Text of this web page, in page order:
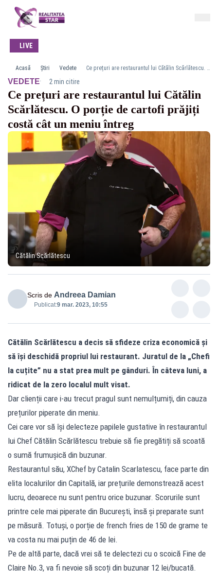
LIVE
Acasă Știri Vedete Ce prețuri are restaurantul lui Cătălin Scărlătescu. O porție de cartofi prăjiți costă cât un meniu întreg
VEDETE· 2 min citire
Ce prețuri are restaurantul lui Cătălin
Scărlătescu. O porție de cartofi prăjiți
costă cât un meniu întreg
Cătălin Scărlătescu
Scris de Andreea Damian
Publicat:9 mar. 2023, 10:55
Cătălin Scărlătescu a decis să sfideze criza economică și
să își deschidă propriul lui restaurant. Juratul de la „Chefi
la cuțite” nu a stat prea mult pe gânduri. În câteva luni, a
ridicat de la zero localul mult visat.
Dar clienții care i-au trecut pragul sunt nemulțumiți, din cauza
prețurilor piperate din meniu.
Cei care vor să își delecteze papilele gustative în restaurantul
lui Chef Cătălin Scărlătescu trebuie să fie pregătiți să scoată
o sumă frumușică din buzunar.
Restaurantul său, XChef by Catalin Scarlatescu, face parte din
elita localurilor din Capitală, iar prețurile demonstrează acest
lucru, deoarece nu sunt pentru orice buzunar. Scorurile sunt
printre cele mai piperate din București, însă și preparate sunt
pe măsură. Totuși, o porție de french fries de 150 de grame te
va costa nu mai puțin de 46 de lei.
Pe de altă parte, dacă vrei să te delectezi cu o scoică Fine de
Claire No.3, va fi nevoie să scoți din buzunar 12 lei/bucată.